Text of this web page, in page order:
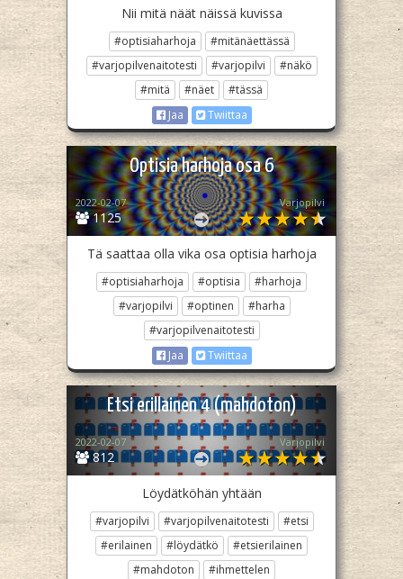
Nii mitä näät näissä kuvissa
#optisiaharhoja
#mitänäettässä
#varjopilvenaitotesti
#varjopilvi
#näkö
#mitä
#näet
#tässä
Jaa
Twiittaa
Optisia harhoja osa 6
1125
2022-02-07 Varjopilvi
Tä saattaa olla vika osa optisia harhoja
#optisiaharhoja #optisia
#harhoja
#varjopilvi
#optinen
#harha
#varjopilvenaitotesti
Jaa
Twiittaa
Etsi erillainen 4 (mahdoton)
812
2022-02-07 Varjopilvi
Löydätköhän yhtään
#varjopilvi #varjopilvenaitotesti
#etsi
#erilainen
#löydätkö
#etsierilainen
#mahdoton
#ihmettelen